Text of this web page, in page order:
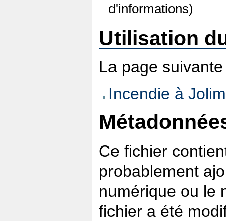
d'informations)
Utilisation
La page
Incendie à
Ce fichier
probablement
numérique ou le
fichier a été